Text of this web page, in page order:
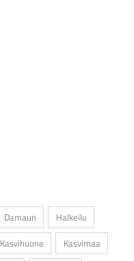
Damaun
Halkeilu
Kasvihuone
Kasvimaa